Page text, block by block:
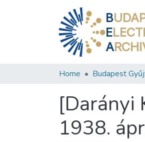
B
E
A
Home Budapest
[Darányi
1938.